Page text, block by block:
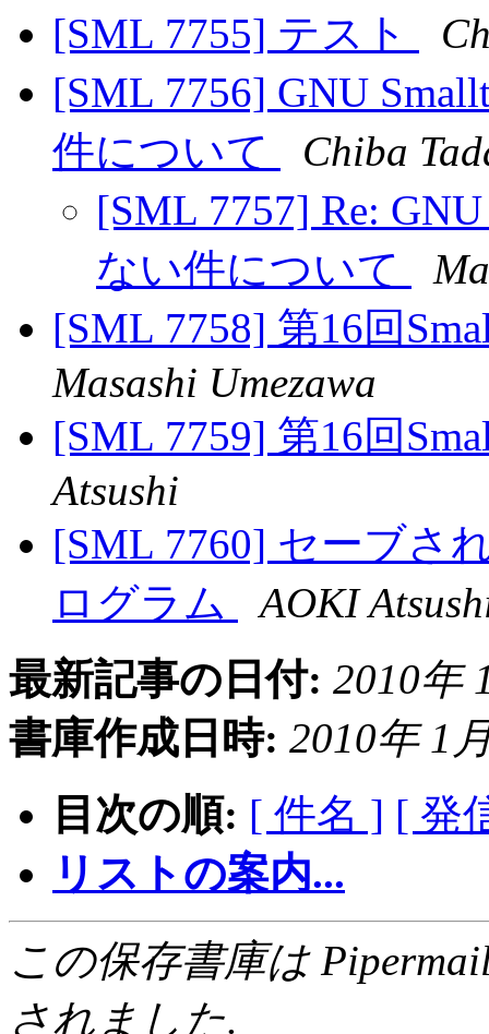
[SML 7755] テスト
[SML 7756] GNU
件について
Chiba
[SML 7757] Re:
ない件について
[SML 7758] 第16回
Masashi Umezawa
[SML 7759] 第16回
Atsushi
[SML 7760] セーブさ
ログラム
AOKI
最新記事の日付: 2010年
書庫作成日時: 2010年 1
目次の順: [ 件名 ] [ 発
リストの案内...
この保存書庫は
されました.